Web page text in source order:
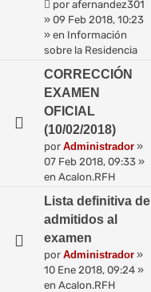
por afernandez301
» 09 Feb 2018, 10:23
» en Información
sobre la Residencia
CORRECCIÓN
EXAMEN
OFICIAL
(10/02/2018)
por Administrador »
07 Feb 2018, 09:33 »
en Acalon.RFH
Lista definitiva de
admitidos al
examen
por Administrador »
10 Ene 2018, 09:24 »
en Acalon.RFH